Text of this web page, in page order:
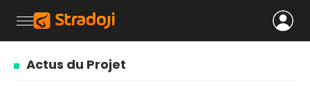
Actus du Projet